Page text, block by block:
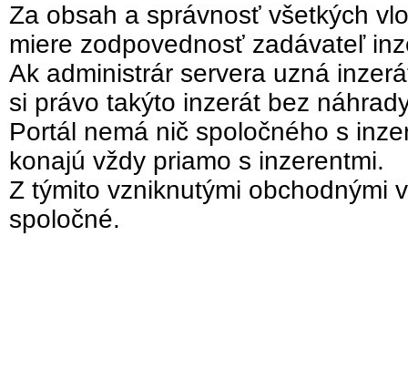
Za obsah a správnosť všetkých
miere zodpovednosť zadávateľ
Ak administrár servera uzná
si právo takýto inzerát bez
Portál nemá nič spoločného s
konajú vždy priamo s inzerentmi.
Z týmito vzniknutými obchodnými
spoločné.